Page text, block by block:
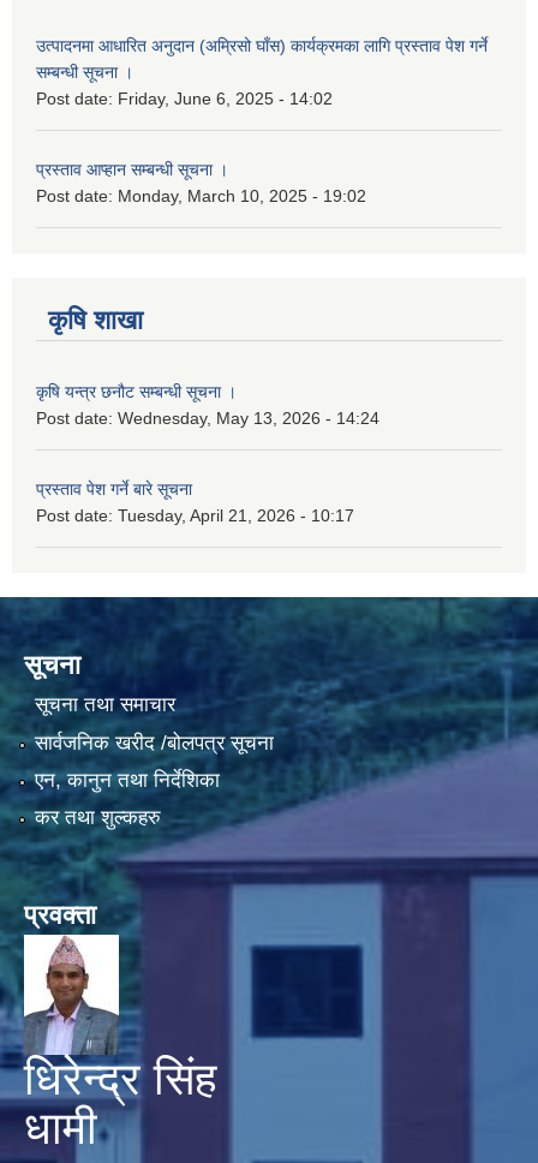
उत्पादनमा आधारित अनुदान (अम्रिसो घाँस) कार्यक्रमका लागि प्रस्ताव पेश गर्ने
सम्बन्धी सूचना ।
Post date: Friday, June 6, 2025 - 14:02
प्रस्ताव आप्हान सम्बन्धी सूचना ।
Post date: Monday, March 10, 2025 - 19:02
कृषि शाखा
कृषि यन्त्र छनौट सम्बन्धी सूचना ।
Post date: Wednesday, May 13, 2026 - 14:24
प्रस्ताव पेश गर्ने बारे सूचना
Post date: Tuesday, April 21, 2026 - 10:17
सूचना
सूचना तथा समाचार
सार्वजनिक खरीद /बोलपत्र सूचना
एन, कानुन तथा निर्देशिका
कर तथा शुल्कहरु
प्रवक्ता
धिरेन्द्र सिंह
धामी